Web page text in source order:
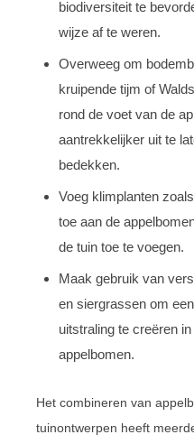
biodiversiteit te
wijze af te weren.
Overweeg om
kruipende tijm of
rond de voet van de
aantrekkelijker uit te
bedekken.
Voeg klimplanten
toe aan de
de tuin toe te voegen.
Maak gebruik van
en siergrassen om
uitstraling te creëren
appelbomen.
Het combineren van
tuinontwerpen heeft